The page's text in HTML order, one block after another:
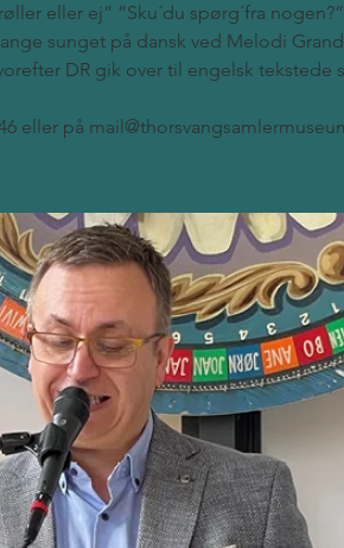
eller ej” ”Sku´du spørg´fra
sunget på dansk ved Melodi
DR gik over til engelsk tekstede
eller på